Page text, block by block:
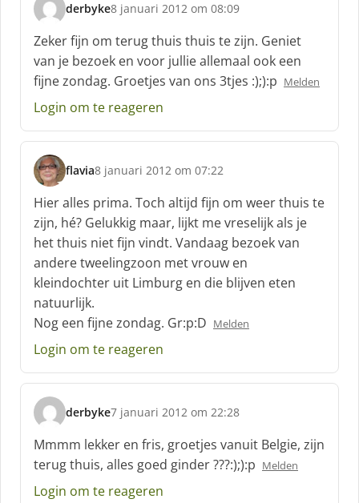
derbyke
s
c
h
r
e
e
:
8 januari 2012 om 08:09
Zeker fijn om terug thuis thuis te zijn. Geniet
van je bezoek en voor jullie allemaal ook een
fijne zondag. Groetjes van ons 3tjes :);):p Melden
Login om te reageren
flavia
s
c
h
r
e
e
f
8 januari 2012 om 07:22
Hier alles prima. Toch altijd fijn om weer thuis te
zijn, hé? Gelukkig maar, lijkt me vreselijk als je
het thuis niet fijn vindt. Vandaag bezoek van
andere tweelingzoon met vrouw en
kleindochter uit Limburg en die blijven eten
natuurlijk.
Nog een fijne zondag. Gr:p:D Melden
Login om te reageren
derbyke
s
c
h
r
e
7 januari 2012 om 22:28
Mmmm lekker en fris, groetjes vanuit Belgie, zijn
terug thuis, alles goed ginder ???:);):p Melden
Login om te reageren